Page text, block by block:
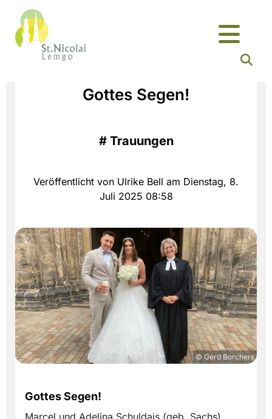
Gottes Segen!
# Trauungen
Veröffentlicht von Ulrike Bell am Dienstag, 8.
Juli 2025 08:58
© Gerd Borchers
Gottes Segen!